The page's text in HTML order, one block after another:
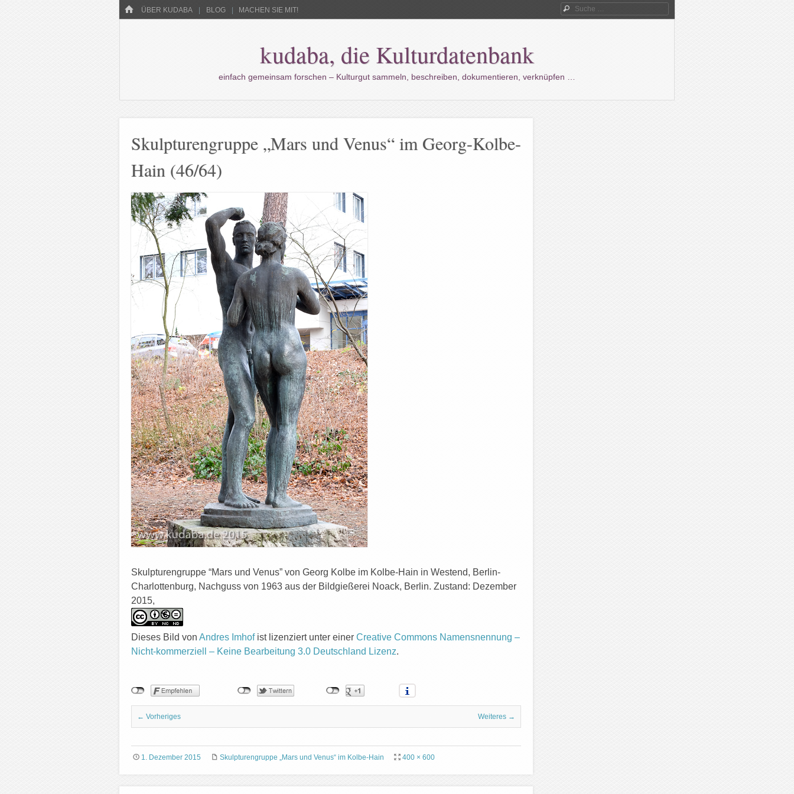
HOME
Menü
WECHSELN SIE ZUM INHALT
ÜBER KUDABA BLOG MACHEN SIE MIT! Suche
kudaba, die Kulturdatenbank
einfach gemeinsam forschen – Kulturgut sammeln, beschreiben, dokumentieren, verknüpfen …
Skulpturengruppe „Mars und Venus“ im Georg-Kolbe-
Hain (46/64)
Skulpturengruppe “Mars und Venus” von Georg Kolbe im Kolbe-Hain in Westend, Berlin-
Charlottenburg, Nachguss von 1963 aus der Bildgießerei Noack, Berlin. Zustand: Dezember
2015,
Dieses Bild von Andres Imhofist lizenziert unter einer Creative Commons Namensnennung –
Nicht-kommerziell – Keine Bearbeitung 3.0 Deutschland Lizenz.
← Vorheriges Weiteres →
1. Dezember 2015 Skulpturengruppe „Mars und Venus“ im Kolbe-Hain 400 × 600